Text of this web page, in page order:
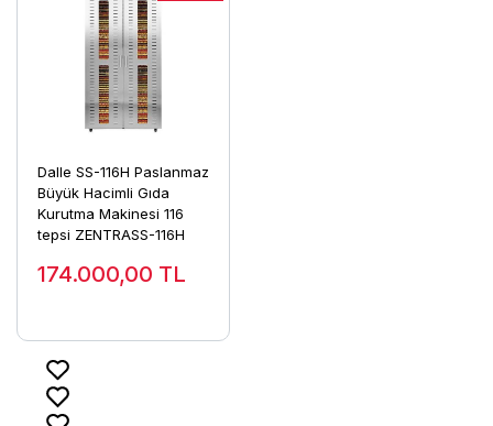
Dalle SS-116H Paslanmaz
Büyük Hacimli Gıda
Kurutma Makinesi 116
tepsi ZENTRASS-116H
174.000,00 TL